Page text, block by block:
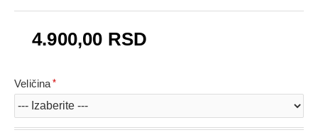
4.900,00 RSD
Veličina